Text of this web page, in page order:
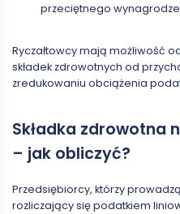
przeciętnego
Ryczałtowcy mają możliwość
składek zdrowotnych od
zredukowaniu obciążenia
Składka zdrowotna
– jak obliczyć?
Przedsiębiorcy, którzy
rozliczający się podatkiem